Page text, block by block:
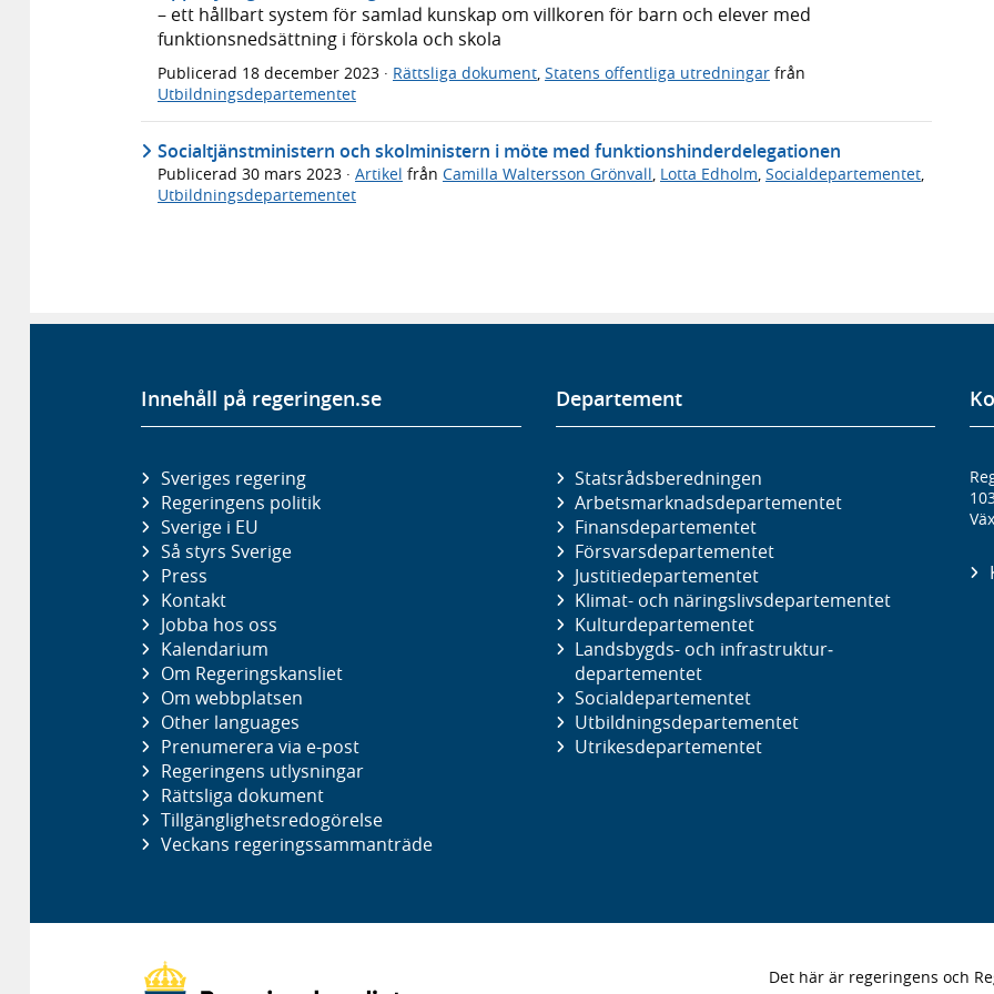
– ett hållbart system för samlad kunskap om villkoren för barn och elever med
funktionsnedsättning i förskola och skola
Publicerad 18 december 2023 · Rättsliga dokument Statens offentliga utredningar från
Utbildningsdepartementet
Socialtjänstministern och skolministern i möte med funktionshinderdelegationen
Publicerad 30 mars 2023 · Artikel från Camilla Waltersson Grönvall, Lotta Edholm, Socialdepartementet,
Utbildningsdepartementet
Innehåll på regeringen.se
Sveriges regering
Regeringens politik
Sverige i EU
Så styrs Sverige
Press
Kontakt
Jobba hos oss
Kalendarium
Om Regeringskansliet
Om webbplatsen
Other languages
Prenumerera via e-post
Regeringens utlysningar
Rättsliga dokument
Tillgänglighetsredogörelse
Veckans regeringssammanträde
Departement
Statsrådsberedningen
Arbetsmarknads­departementet
Finans­departementet
Försvars­departementet
Justitie­departementet
Klimat- och näringslivs­departementet
Kultur­departementet
Landsbygds- och infrastruktur­
departementet
Social­departementet
Utbildnings­departementet
Utrikes­departementet
Det här är regeringens och